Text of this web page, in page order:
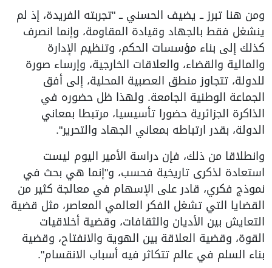
ومن هنا تبرز ــ يضيف الحسني ــ "تجربته الفريدة، إذ لم
ينشغل فقط بالجهاد وقيادة المقاومة، وإنما انصرف
كذلك إلى بناء مؤسسات الحكم، وتنظيم الإدارة
والمالية والقضاء، والعلاقات الخارجية، وإرساء صورة
للدولة، تتجاوز منطق العصبية المحلية، إلى أفق
الجماعة الوطنية الجامعة. ولهذا ظل حضوره في
الذاكرة الجزائرية حضورا تأسيسيا، مرتبطا بمعاني
الدولة، بقدر ارتباطه بمعاني الجهاد والتحرير".
وانطلاقا من ذلك، فإن دراسة الأمير اليوم ليست
استعادة لذكرى تاريخية فحسب، و"إنما هي بحث في
نموذج فكري، قادر على الإسهام في معالجة كثير من
القضايا التي تشغل الفكر العالمي المعاصر، مثل قضية
التعايش بين الأديان والثقافات، وقضية أخلاقيات
القوة، وقضية العلاقة بين الهوية والانفتاح، وقضية
بناء السلم في عالم تتكاثر فيه أسباب الانقسام".